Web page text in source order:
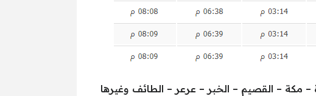
– مكة – القصيم – الخبر – عرعر – الطائف وغيرها